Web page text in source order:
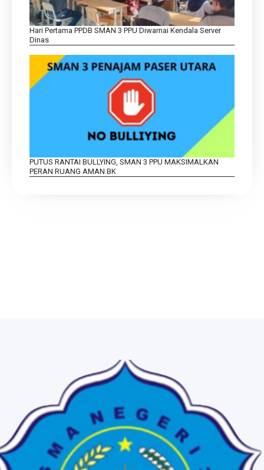
Hari Pertama PPDB SMAN 3 PPU Diwarnai Kendala Server
Dinas
PUTUS RANTAI BULLYING, SMAN 3 PPU MAKSIMALKAN
PERAN RUANG AMAN BK